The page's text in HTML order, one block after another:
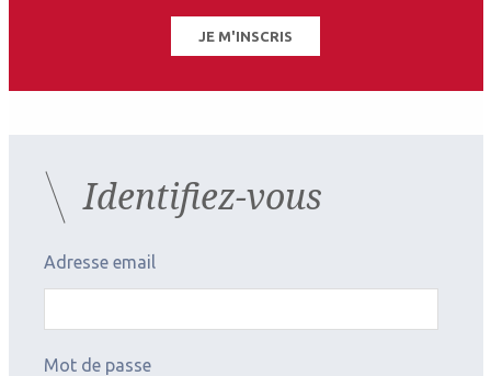
Auteurs
Hôpitaux universitaires
de Strasbourg
université de Strasbourg
Les derniers articles sur
ce thème
JE M'INSCRIS
Identifiez-vous
Adresse email
Mot de passe